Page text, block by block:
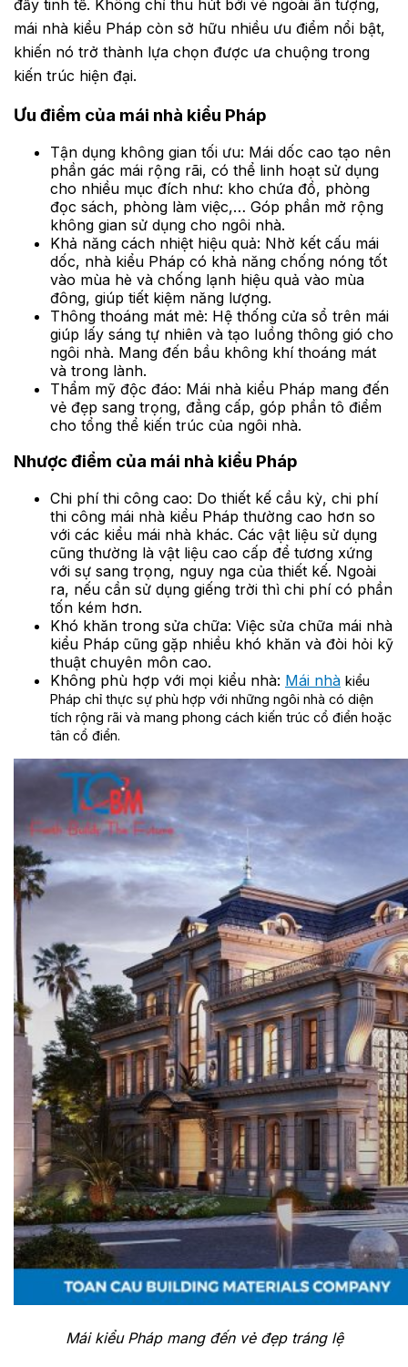
đầy tinh tế. Không chỉ thu hút bởi vẻ ngoài ấn tượng,
mái nhà kiểu Pháp còn sở hữu nhiều ưu điểm nổi bật,
khiến nó trở thành lựa chọn được ưa chuộng trong
kiến trúc hiện đại.
Ưu điểm của mái nhà kiểu Pháp
Tận dụng không gian tối ưu: Mái dốc cao tạo nên
phần gác mái rộng rãi, có thể linh hoạt sử dụng
cho nhiều mục đích như: kho chứa đồ, phòng
đọc sách, phòng làm việc,… Góp phần mở rộng
không gian sử dụng cho ngôi nhà.
Khả năng cách nhiệt hiệu quả: Nhờ kết cấu mái
dốc, nhà kiểu Pháp có khả năng chống nóng tốt
vào mùa hè và chống lạnh hiệu quả vào mùa
đông, giúp tiết kiệm năng lượng.
Thông thoáng mát mẻ: Hệ thống cửa sổ trên mái
giúp lấy sáng tự nhiên và tạo luồng thông gió cho
ngôi nhà. Mang đến bầu không khí thoáng mát
và trong lành.
Thẩm mỹ độc đáo: Mái nhà kiểu Pháp mang đến
vẻ đẹp sang trọng, đẳng cấp, góp phần tô điểm
cho tổng thể kiến trúc của ngôi nhà.
Nhược điểm của mái nhà kiểu Pháp
Chi phí thi công cao: Do thiết kế cầu kỳ, chi phí
thi công mái nhà kiểu Pháp thường cao hơn so
với các kiểu mái nhà khác. Các vật liệu sử dụng
cũng thường là vật liệu cao cấp để tương xứng
với sự sang trọng, nguy nga của thiết kế. Ngoài
ra, nếu cần sử dụng giếng trời thì chi phí có phần
tốn kém hơn.
Khó khăn trong sửa chữa: Việc sửa chữa mái nhà
kiểu Pháp cũng gặp nhiều khó khăn và đòi hỏi kỹ
thuật chuyên môn cao.
Không phù hợp với mọi kiểu nhà: Mái nhà kiểu
Pháp chỉ thực sự phù hợp với những ngôi nhà có diện
tích rộng rãi và mang phong cách kiến trúc cổ điển hoặc
tân cổ điển.
Mái kiểu Pháp mang đến vẻ đẹp tráng lệ